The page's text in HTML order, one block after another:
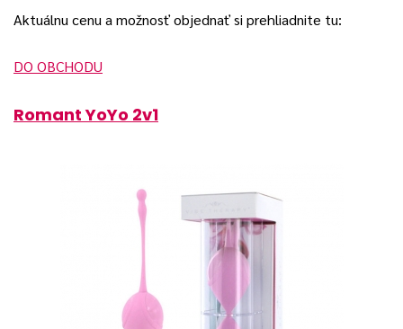
Aktuálnu cenu a možnosť objednať si prehliadnite tu:
DO OBCHODU
Romant YoYo 2v1